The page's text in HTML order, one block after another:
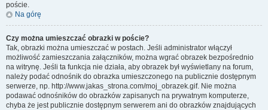
poście.
Na górę
Czy można umieszczać obrazki w poście?
Tak, obrazki można umieszczać w postach. Jeśli administrator włączył
możliwość zamieszczania załączników, można wgrać obrazek bezpośrednio
na witrynę. Jeśli ta funkcja nie działa, aby obrazek był wyświetlany na forum,
należy podać odnośnik do obrazka umieszczonego na publicznie dostępnym
serwerze, np. http://www.jakas_strona.com/moj_obrazek.gif. Nie można
podawać odnośników do obrazków zapisanych na prywatnym komputerze,
chyba że jest publicznie dostępnym serwerem ani do obrazków znajdujących